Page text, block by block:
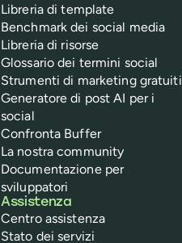
Libreria di template
Benchmark dei social media
Libreria di risorse
Glossario dei termini social
Strumenti di marketing gratuiti
Generatore di post AI per i
social
Confronta Buffer
La nostra community
Documentazione per
sviluppatori
Assistenza
Centro assistenza
Stato dei servizi